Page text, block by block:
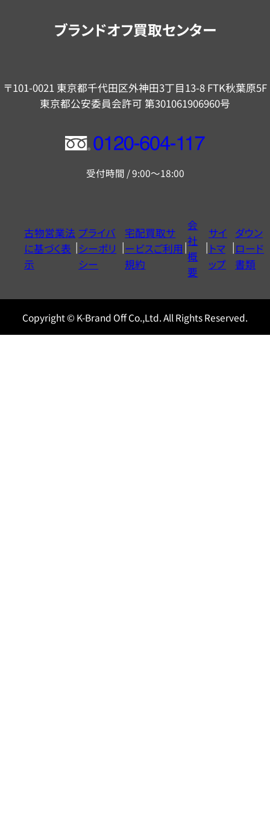
ブランドオフ買取センター
〒101-0021 東京都千代田区外神田3丁目13-8 FTK秋葉原5F
東京都公安委員会許可 第301061906960号
フ
ー
ヤ
ル
0120604117
受付時間 / 9:00～18:00
古物営業法
に基づく表
示
プライバ
シーポリ
シー
宅配買取サ
ービスご利用
規約
会
社
概
要
サイ
トマ
ップ
ダウン
ロード
書類
Copyright © K-Brand Off Co.,Ltd. All Rights Reserved.